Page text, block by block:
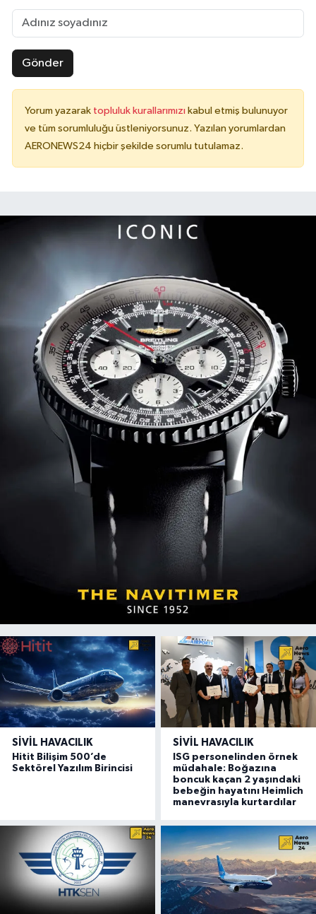
Gönder
Yorum yazarak topluluk kurallarımızı kabul etmiş bulunuyor
ve tüm sorumluluğu üstleniyorsunuz. Yazılan yorumlardan
AERONEWS24 hiçbir şekilde sorumlu tutulamaz.
SIVIL HAVACILIK
Hitit Bilişim 500’de
Sektörel Yazılım Birincisi
SIVIL HAVACILIK
ISG personelinden örnek
müdahale: Boğazına
boncuk kaçan 2 yaşındaki
bebeğin hayatını Heimlich
manevrasıyla kurtardılar